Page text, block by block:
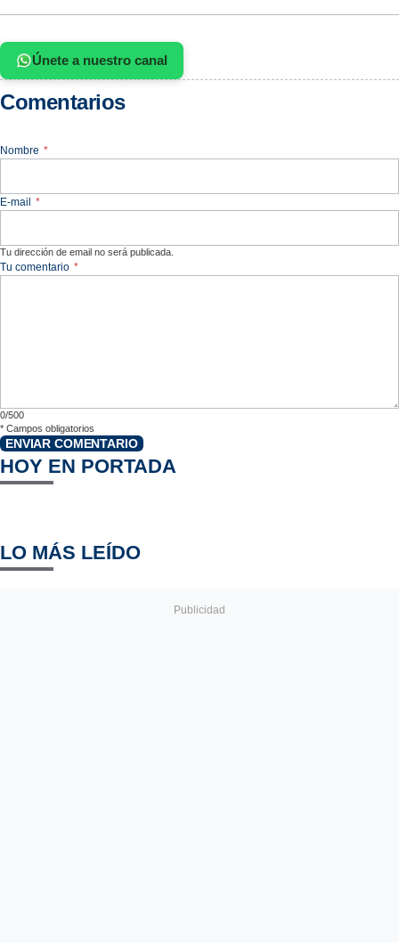
Únete a nuestro canal
Comentarios
Nombre *
E-mail *
Tu dirección de email no será publicada.
Tu comentario *
0/500
* Campos obligatorios
ENVIAR COMENTARIO
HOY EN PORTADA
LO MÁS LEÍDO